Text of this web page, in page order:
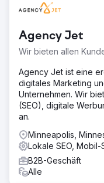
Agency Jet
Wir bieten allen
Agency Jet ist eine
digitales Marketing
Unternehmen. Wir
(SEO), digitale
an.
Minneapolis,
Lokale SEO, Mobil-
B2B-Geschäft
Alle